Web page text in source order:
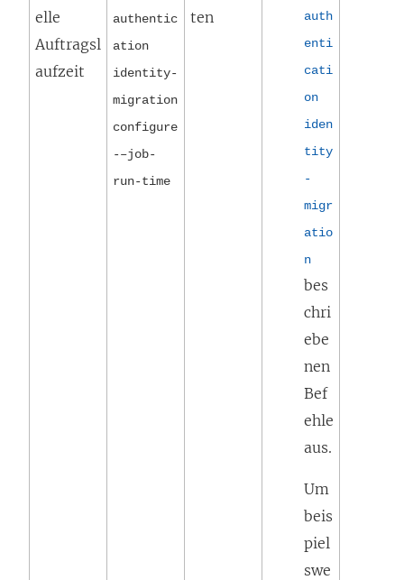
auth
enti
cati
on
iden
tity
-
migr
atio
n
bes
chri
ebe
nen
Bef
ehle
aus.
Um
beis
piel
swe
elle
Auftragsl
aufzeit
authentic
ation
identity-
migration
configure
-–job-
run-time
ten